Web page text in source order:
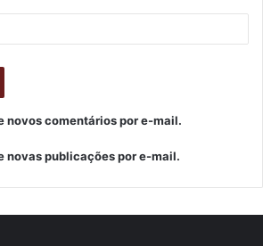
novos comentários por e-mail.
novas publicações por e-mail.